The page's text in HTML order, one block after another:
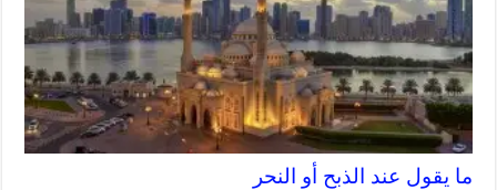
ما يقول عند الذبح أو النحر